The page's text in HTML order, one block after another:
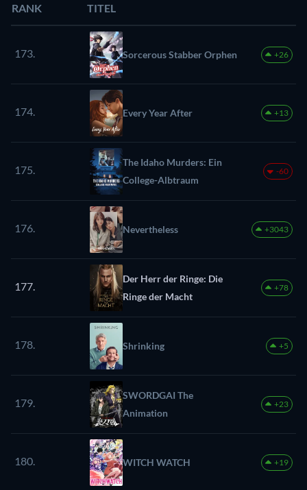
RANK TITEL
173. Sorcerous Stabber Orphen +26
174. Every Year After +13
175.
The Idaho Murders: Ein
College-Albtraum
-60
176. Nevertheless +3043
177.
Der Herr der Ringe: Die
Ringe der Macht
+78
178. Shrinking +5
179.
SWORDGAI The
Animation
+23
180. WITCH WATCH +19